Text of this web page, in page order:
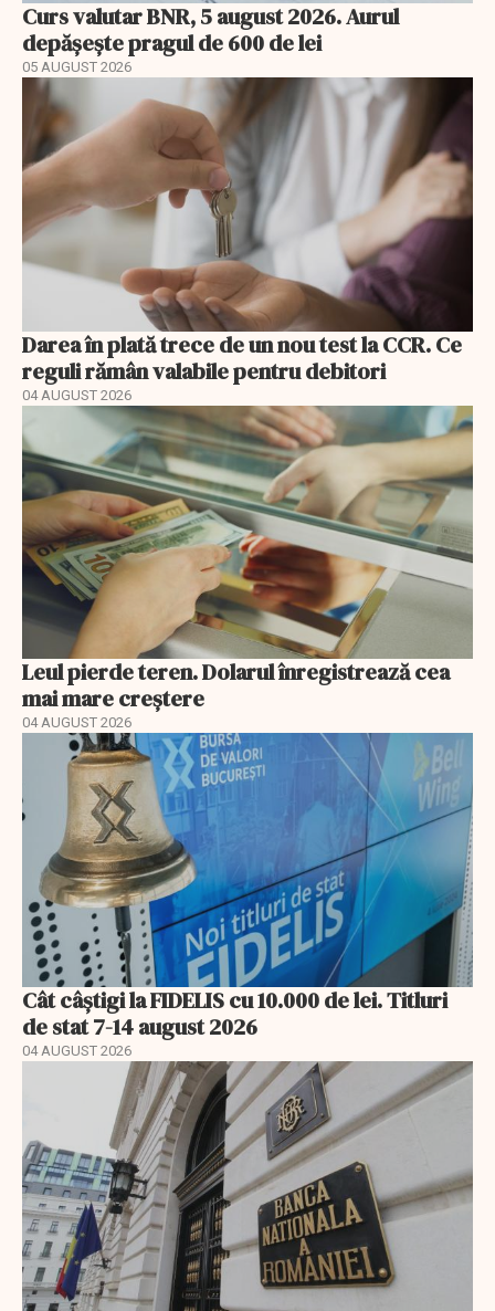
Curs valutar BNR, 5 august 2026. Aurul
depășește pragul de 600 de lei
05 AUGUST 2026
Darea în plată trece de un nou test la CCR. Ce
reguli rămân valabile pentru debitori
04 AUGUST 2026
Leul pierde teren. Dolarul înregistrează cea
mai mare creștere
04 AUGUST 2026
Cât câștigi la FIDELIS cu 10.000 de lei. Titluri
de stat 7-14 august 2026
04 AUGUST 2026